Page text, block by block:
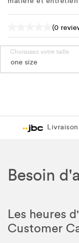
(0
Choisissez votre taille
one size
Besoin
Les heures
Customer